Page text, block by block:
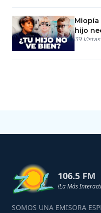
Miopía
hijo
escuela?
39 Vistas
106.5 FM
!La Más
SOMOS UNA EMISORA